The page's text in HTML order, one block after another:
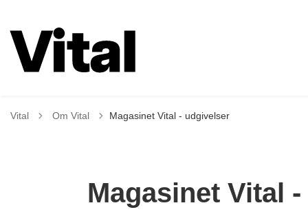
Vital Tilbage til
Om Vital Magasinet Vital - udgivelser
Magasinet Vital